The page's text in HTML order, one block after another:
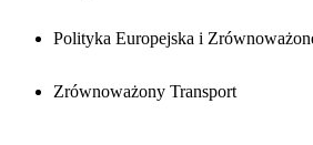
Polityka Europejska i
Zrównoważony Transport